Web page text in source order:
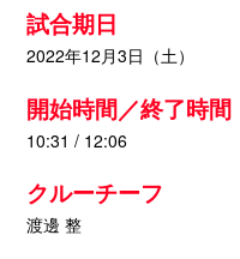
試合期日
2022年12月3日（土）
開始時間／終了時間
10:31 / 12:06
クルーチーフ
渡邊 整